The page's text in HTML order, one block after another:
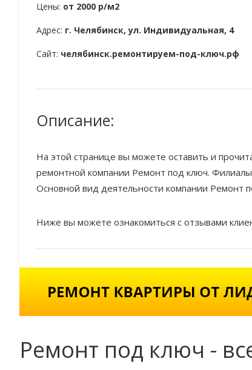
Цены: от 2000 р/м2
Адрес: г. Челябинск, ул. Индивидуальная, 4
Сайт: челябинск.ремонтируем-под-ключ.рф
Описание:
На этой странице вы можете оставить и
ремонтной компании Ремонт под ключ.
Основной вид деятельности компании Ремонт
Ниже вы можете ознакомиться с отзывами
Ремонт под ключ -